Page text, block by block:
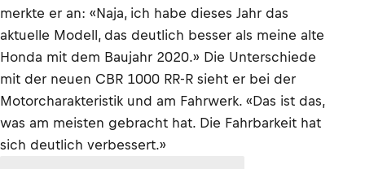
merkte er an: «Naja, ich habe dieses Jahr das
aktuelle Modell, das deutlich besser als meine alte
Honda mit dem Baujahr 2020.» Die Unterschiede
mit der neuen CBR 1000 RR-R sieht er bei der
Motorcharakteristik und am Fahrwerk. «Das ist das,
was am meisten gebracht hat. Die Fahrbarkeit hat
sich deutlich verbessert.»